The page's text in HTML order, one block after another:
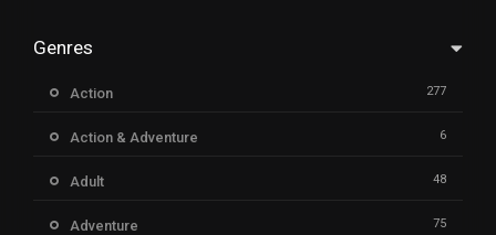
Genres
Action 277
Action & Adventure 6
Adult 48
Adventure 75